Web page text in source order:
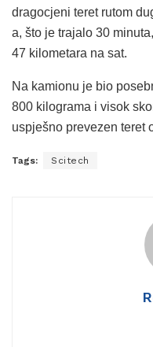
dragocjeni teret rutom
a, što je trajalo 30
47 kilometara na sat.
Na kamionu je bio
800 kilograma i visok
uspješno prevezen teret
Tags: Scitech